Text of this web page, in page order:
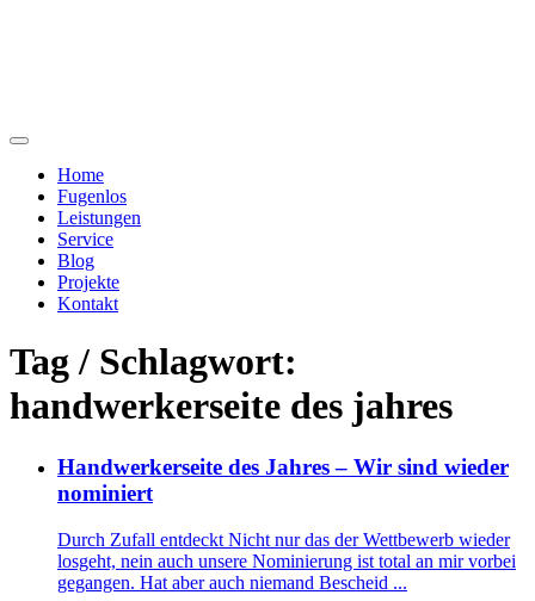
Home
Fugenlos
Leistungen
Service
Blog
Projekte
Kontakt
Tag / Schlagwort:
handwerkerseite des jahres
Handwerkerseite des Jahres – Wir sind wieder
nominiert
Durch Zufall entdeckt Nicht nur das der Wettbewerb wieder
losgeht, nein auch unsere Nominierung ist total an mir vorbei
gegangen. Hat aber auch niemand Bescheid ...